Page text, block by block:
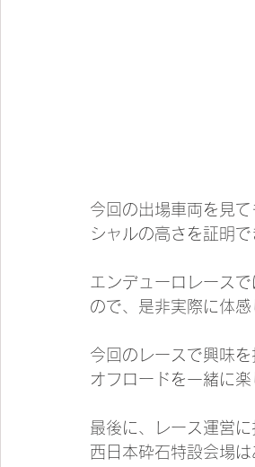
今回の出場車両を見
シャルの高さを証明で
エンデューロレース
ので、是非実際に体感
今回のレースで興味
オフロードを一緒に楽
最後に、レース運営
西日本砕石特設会場